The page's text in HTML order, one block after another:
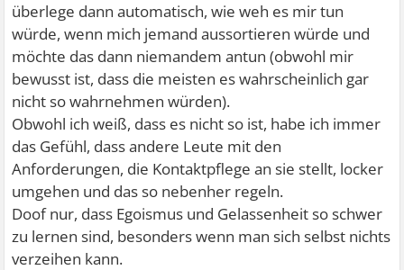
überlege dann automatisch, wie weh es mir tun
würde, wenn mich jemand aussortieren würde und
möchte das dann niemandem antun (obwohl mir
bewusst ist, dass die meisten es wahrscheinlich gar
nicht so wahrnehmen würden).
Obwohl ich weiß, dass es nicht so ist, habe ich immer
das Gefühl, dass andere Leute mit den
Anforderungen, die Kontaktpflege an sie stellt, locker
umgehen und das so nebenher regeln.
Doof nur, dass Egoismus und Gelassenheit so schwer
zu lernen sind, besonders wenn man sich selbst nichts
verzeihen kann.